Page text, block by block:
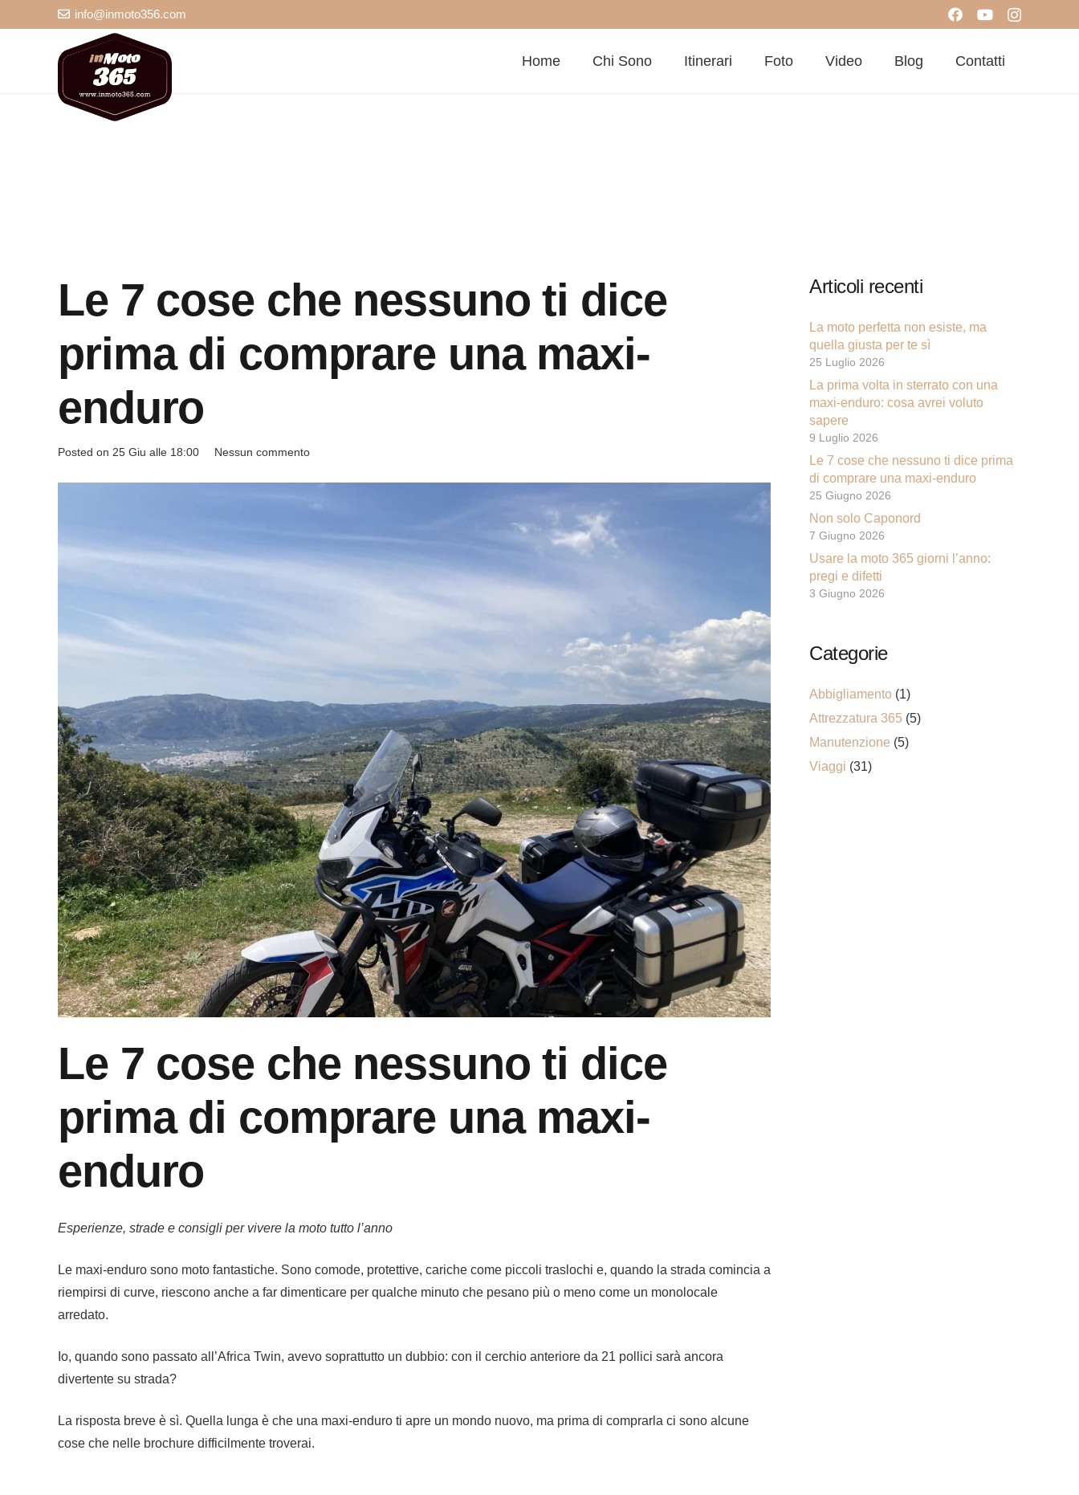
info@inmoto356.com
Home Chi Sono Itinerari Foto Video Blog Contatti
Le 7 cose che nessuno ti dice
prima di comprare una maxi-
enduro
Posted on 25 Giu alle 18:00 Nessun commento
Le 7 cose che nessuno ti dice
prima di comprare una maxi-
enduro
Esperienze, strade e consigli per vivere la moto tutto l’anno
Le maxi-enduro sono moto fantastiche. Sono comode, protettive, cariche come piccoli traslochi e, quando la strada comincia a
riempirsi di curve, riescono anche a far dimenticare per qualche minuto che pesano più o meno come un monolocale
arredato.
Io, quando sono passato all’Africa Twin, avevo soprattutto un dubbio: con il cerchio anteriore da 21 pollici sarà ancora
divertente su strada?
La risposta breve è sì. Quella lunga è che una maxi-enduro ti apre un mondo nuovo, ma prima di comprarla ci sono alcune
cose che nelle brochure difficilmente troverai.
Articoli recenti
La moto perfetta non esiste, ma
quella giusta per te sì
25 Luglio 2026
La prima volta in sterrato con una
maxi-enduro: cosa avrei voluto
sapere
9 Luglio 2026
Le 7 cose che nessuno ti dice prima
di comprare una maxi-enduro
25 Giugno 2026
Non solo Caponord
7 Giugno 2026
Usare la moto 365 giorni l’anno:
pregi e difetti
3 Giugno 2026
Categorie
Abbigliamento (1)
Attrezzatura 365 (5)
Manutenzione (5)
Viaggi (31)